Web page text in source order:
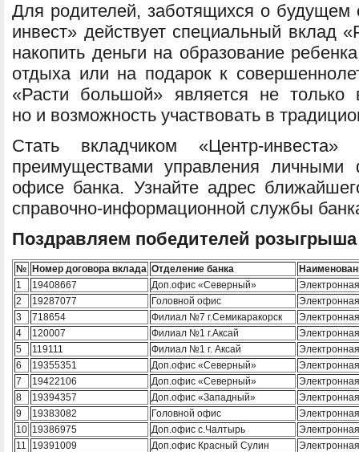
Для родителей, заботящихся о будущем
инвест» действует специальный вклад
накопить деньги на образование
отдыха или на подарок к
«Расти большой» является не только
но и возможность участвовать в
Стать вкладчиком «Центр-
преимуществами управления
офисе банка. Узнайте адрес
справочно-информационной службы
Поздравляем победителей
№ Номер договора вклада Отделение банка
1
19408667 Доп.офис «Северный»
2
19287077 Головной офис
3
718654 Филиал №7 г.Семикаракорск
4
120007 Филиал №1 г.Аксай
5
119111 Филиал №1 г. Аксай
6
19355351 Доп.офис «Северный»
7
19422106 Доп.офис «Северный»
8
19394357 Доп.офис «Западный»
9
19383082 Головной офис
10 19386975 Доп.офис с.Чалтырь
11
19391009 Доп.офис Красный Сулин